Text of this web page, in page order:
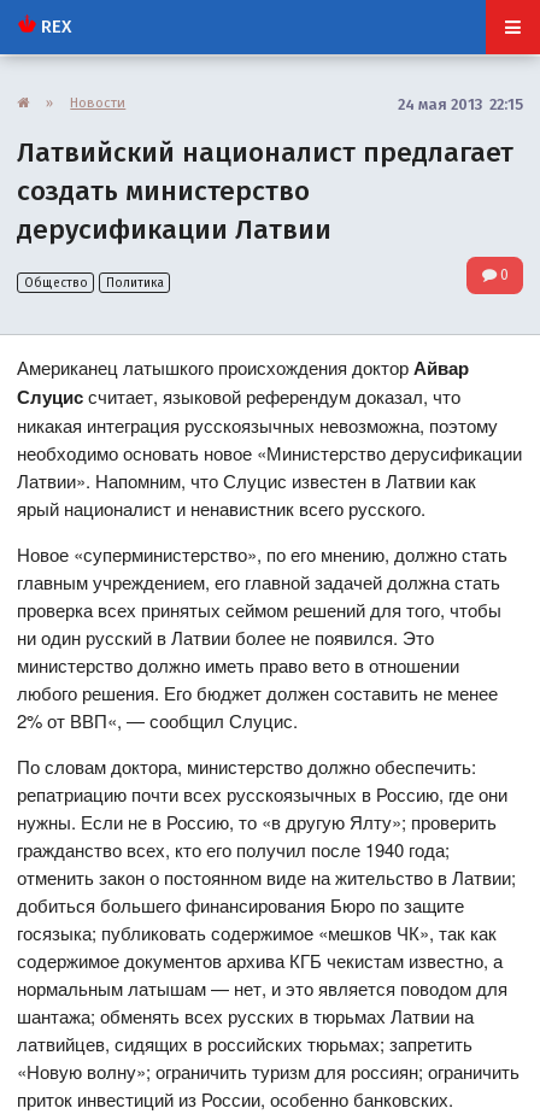
REX
» Новости 24 мая 2013 22:15
Латвийский националист предлагает
создать министерство
дерусификации Латвии
Общество Политика 0
Американец латышкого происхождения докторАйвар
Слуциссчитает, языковой референдум доказал, что
никакая интеграция русскоязычных невозможна, поэтому
необходимо основать новое «Министерство дерусификации
Латвии». Напомним, что Слуцис известен в Латвии как
ярый националист и ненавистник всего русского.
Новое «суперминистерство», по его мнению, должно стать
главным учреждением, его главной задачей должна стать
проверка всех принятых сеймом решений для того, чтобы
ни один русский в Латвии более не появился. Это
министерство должно иметь право вето в отношении
любого решения. Его бюджет должен составить не менее
2% от ВВП«, — сообщил Слуцис.
По словам доктора, министерство должно обеспечить:
репатриацию почти всех русскоязычных в Россию, где они
нужны. Если не в Россию, то «в другую Ялту»; проверить
гражданство всех, кто его получил после 1940 года;
отменить закон о постоянном виде на жительство в Латвии;
добиться большего финансирования Бюро по защите
госязыка; публиковать содержимое «мешков ЧК», так как
содержимое документов архива КГБ чекистам известно, а
нормальным латышам — нет, и это является поводом для
шантажа; обменять всех русских в тюрьмах Латвии на
латвийцев, сидящих в российских тюрьмах; запретить
«Новую волну»; ограничить туризм для россиян; ограничить
приток инвестиций из России, особенно банковских.